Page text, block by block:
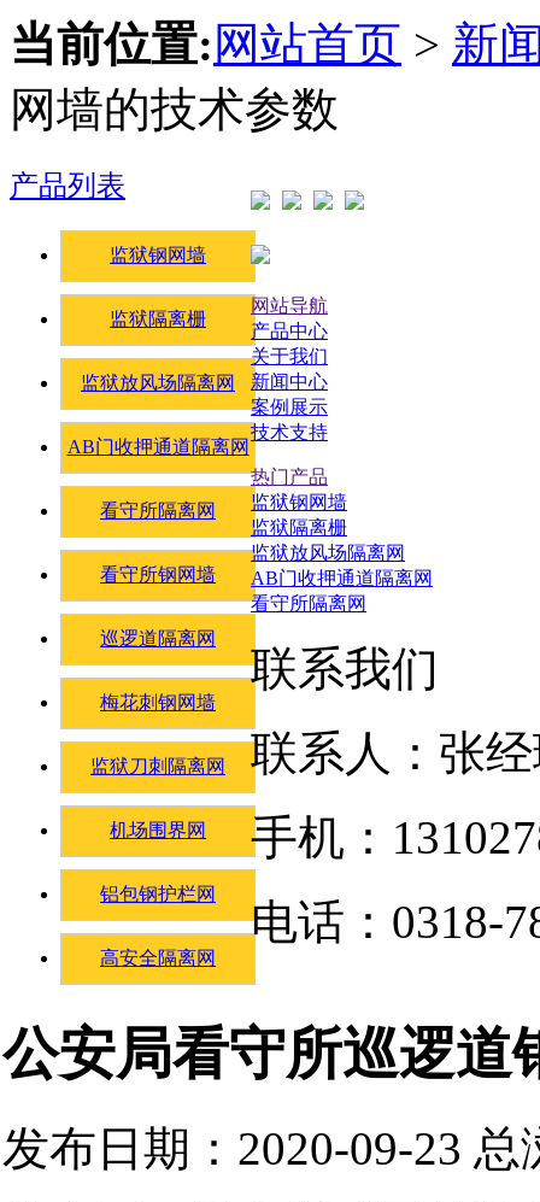
当前位置: 网站首页 > 新
网墙的技术参数
产品列表
监狱钢网墙
监狱隔离栅
监狱放风场隔离网
AB门收押通道隔离网
看守所隔离网
看守所钢网墙
巡逻道隔离网
梅花刺钢网墙
监狱刀刺隔离网
机场围界网
铝包钢护栏网
高安全隔离网
公安局看守所巡逻道
发布日期：2020-09-23 总
网站导航
产品中心
关于我们
新闻中心
案例展示
技术支持
热门产品
监狱钢网墙
监狱隔离栅
监狱放风场隔离网
AB门收押通道隔离网
看守所隔离网
联系我们
联系人：张
手机：
电话：0318-